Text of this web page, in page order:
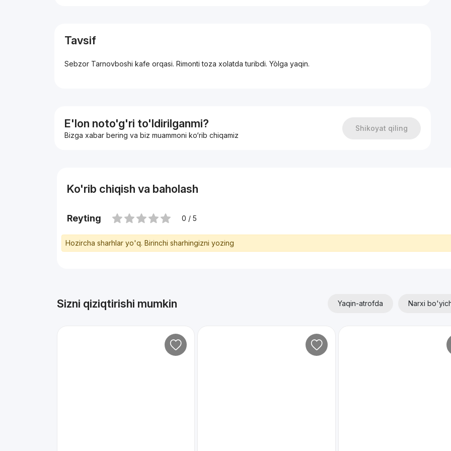
Tavsif
Sebzor Tarnovboshi kafe orqasi. Rimonti toza xolatda turibdi. Yòlga yaqin.
E'lon noto'g'ri to'ldirilganmi?
Bizga xabar bering va biz muammoni ko‘rib chiqamiz
Shikoyat qiling
Ko'rib chiqish va baholash
Reyting 0 / 5
Hozircha sharhlar yo'q. Birinchi sharhingizni yozing
Sizni qiziqtirishi mumkin Yaqin-atrofda Narxi